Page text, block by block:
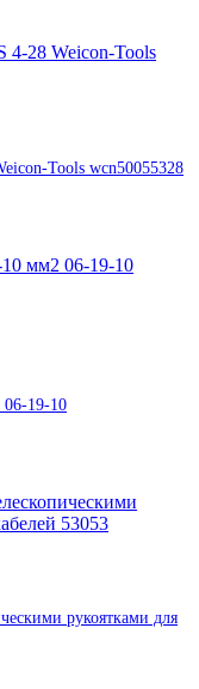
Tools wcn50055328
19-10
рукоятками для